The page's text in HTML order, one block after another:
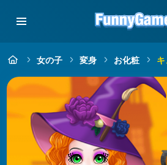
女の子 変身 お化粧